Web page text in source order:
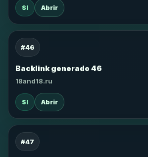
SI Abrir
#46
Backlink generado 46
18and18.ru
SI Abrir
#47